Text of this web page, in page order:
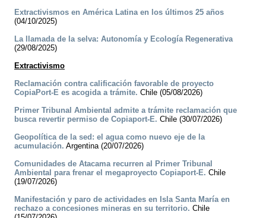
Extractivismos en América Latina en los últimos 25 años
(04/10/2025)
La llamada de la selva: Autonomía y Ecología Regenerativa
(29/08/2025)
Extractivismo
Reclamación contra calificación favorable de proyecto
CopiaPort-E es acogida a trámite. Chile (05/08/2026)
Primer Tribunal Ambiental admite a trámite reclamación que
busca revertir permiso de Copiaport-E. Chile (30/07/2026)
Geopolítica de la sed: el agua como nuevo eje de la
acumulación. Argentina (20/07/2026)
Comunidades de Atacama recurren al Primer Tribunal
Ambiental para frenar el megaproyecto Copiaport-E. Chile
(19/07/2026)
Manifestación y paro de actividades en Isla Santa María en
rechazo a concesiones mineras en su territorio. Chile